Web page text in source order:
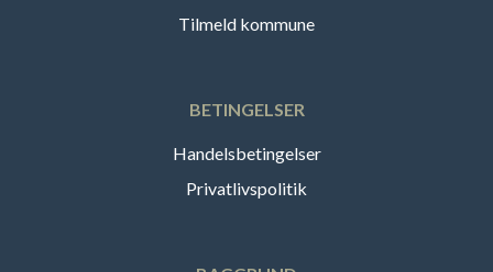
Tilmeld kommune
BETINGELSER
Handelsbetingelser
Privatlivspolitik